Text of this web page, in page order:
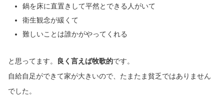
鍋を床に直置きして平然とできる人がいて
衛生観念が緩くて
難しいことは誰かがやってくれる
と思ってます。 良く言えば牧歌的です。
自給自足ができて家が大きいので、たまたま貧乏ではありません
でした。